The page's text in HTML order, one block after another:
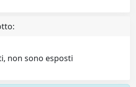
non sono esposti